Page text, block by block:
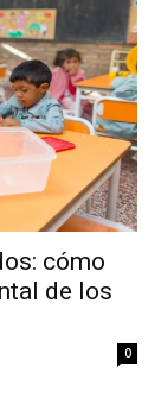
cómo
de los
0